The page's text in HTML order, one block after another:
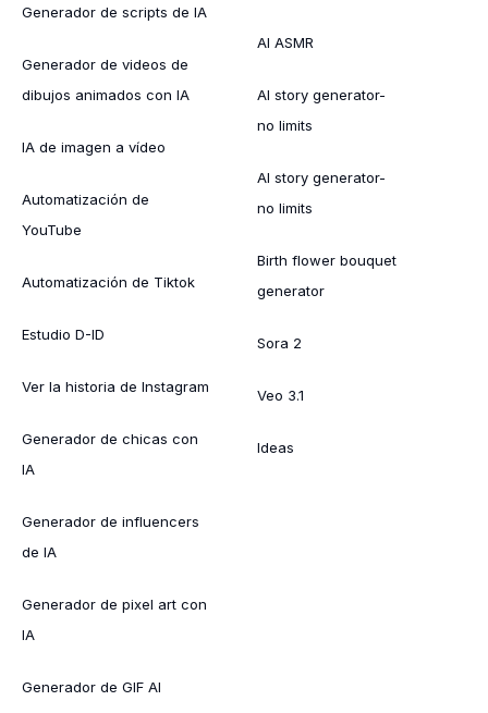
Generador de scripts de IA
Generador de videos de
dibujos animados con IA
IA de imagen a vídeo
Automatización de
YouTube
Automatización de Tiktok
Estudio D-ID
Ver la historia de Instagram
Generador de chicas con
IA
Generador de influencers
de IA
Generador de pixel art con
IA
Generador de GIF AI
AI ASMR
AI story generator-
no limits
AI story generator-
no limits
Birth flower bouquet
generator
Sora 2
Veo 3.1
Ideas